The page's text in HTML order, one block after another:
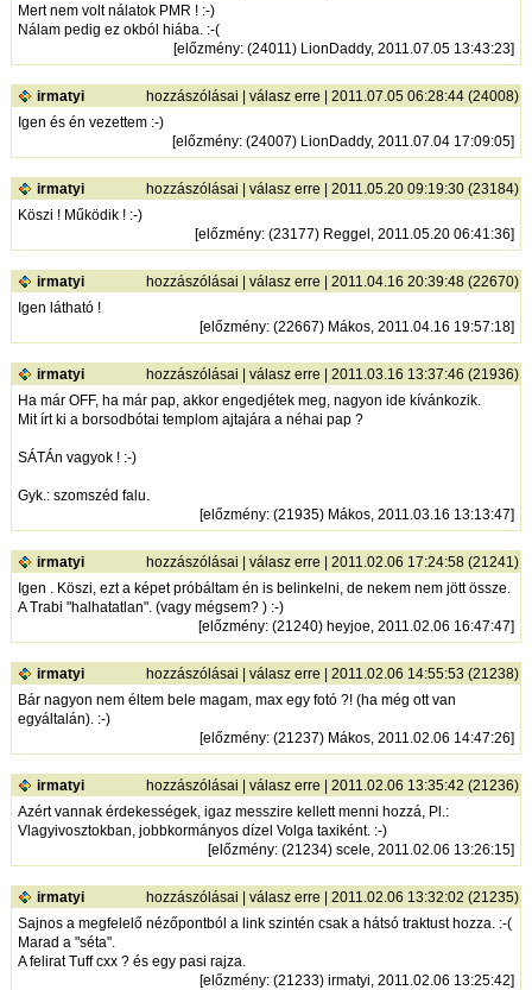
Mert nem volt nálatok PMR ! :-)
Nálam pedig ez okból hiába. :-(
[előzmény: (24011) LionDaddy, 2011.07.05 13:43:23]
irmatyi hozzászólásai |válasz erre | 2011.07.05 06:28:44 (24008)
Igen és én vezettem :-)
[előzmény: (24007) LionDaddy, 2011.07.04 17:09:05]
irmatyi hozzászólásai |válasz erre | 2011.05.20 09:19:30 (23184)
Köszi ! Működik ! :-)
[előzmény: (23177) Reggel, 2011.05.20 06:41:36]
irmatyi hozzászólásai |válasz erre | 2011.04.16 20:39:48 (22670)
Igen látható !
[előzmény: (22667) Mákos, 2011.04.16 19:57:18]
irmatyi hozzászólásai |válasz erre | 2011.03.16 13:37:46 (21936)
Ha már OFF, ha már pap, akkor engedjétek meg, nagyon ide kívánkozik.
Mit írt ki a borsodbótai templom ajtajára a néhai pap ?
SÁTÁn vagyok ! :-)
Gyk.: szomszéd falu.
[előzmény: (21935) Mákos, 2011.03.16 13:13:47]
irmatyi hozzászólásai |válasz erre | 2011.02.06 17:24:58 (21241)
Igen . Köszi, ezt a képet próbáltam én is belinkelni, de nekem nem jött össze.
A Trabi "halhatatlan". (vagy mégsem? ) :-)
[előzmény: (21240) heyjoe, 2011.02.06 16:47:47]
irmatyi hozzászólásai |válasz erre | 2011.02.06 14:55:53 (21238)
Bár nagyon nem éltem bele magam, max egy fotó ?! (ha még ott van
egyáltalán). :-)
[előzmény: (21237) Mákos, 2011.02.06 14:47:26]
irmatyi hozzászólásai |válasz erre | 2011.02.06 13:35:42 (21236)
Azért vannak érdekességek, igaz messzire kellett menni hozzá, Pl.:
Vlagyivosztokban, jobbkormányos dízel Volga taxiként. :-)
[előzmény: (21234) scele, 2011.02.06 13:26:15]
irmatyi hozzászólásai |válasz erre | 2011.02.06 13:32:02 (21235)
Sajnos a megfelelő nézőpontból a link szintén csak a hátsó traktust hozza. :-(
Marad a "séta".
A felirat Tuff cxx ? és egy pasi rajza.
[előzmény: (21233) irmatyi, 2011.02.06 13:25:42]